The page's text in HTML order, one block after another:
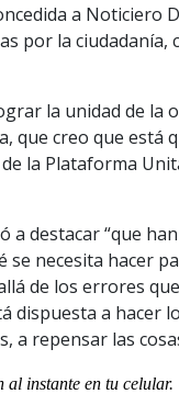
a Noticiero
por la
la unidad de la
que creo que está
la Plataforma
a destacar “que
se necesita hacer
de los errores
dispuesta a hacer
a repensar las
al instante en tu